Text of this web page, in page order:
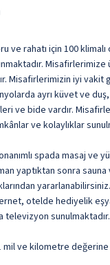
ve rahatı için 100
Misafirlerimizin iyi vakit
ayrı küvet ve
ve bide vardır.
ve kolaylıklar
spada masaj ve
yaptıktan sonra
otelde hediyelik
televizyon sunulmaktadır.
mil ve kilometre